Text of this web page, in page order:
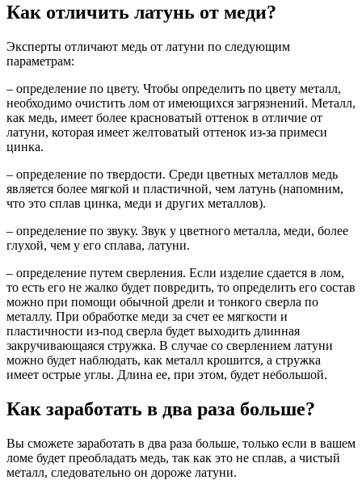
Как отличить латунь от меди?
Эксперты отличают медь от латуни по следующим
параметрам:
– определение по цвету. Чтобы определить по цвету металл,
необходимо очистить лом от имеющихся загрязнений. Металл,
как медь, имеет более красноватый оттенок в отличие от
латуни, которая имеет желтоватый оттенок из-за примеси
цинка.
– определение по твердости. Среди цветных металлов медь
является более мягкой и пластичной, чем латунь (напомним,
что это сплав цинка, меди и других металлов).
– определение по звуку. Звук у цветного металла, меди, более
глухой, чем у его сплава, латуни.
– определение путем сверления. Если изделие сдается в лом,
то есть его не жалко будет повредить, то определить его состав
можно при помощи обычной дрели и тонкого сверла по
металлу. При обработке меди за счет ее мягкости и
пластичности из-под сверла будет выходить длинная
закручивающаяся стружка. В случае со сверлением латуни
можно будет наблюдать, как металл крошится, а стружка
имеет острые углы. Длина ее, при этом, будет небольшой.
Как заработать в два раза больше?
Вы сможете заработать в два раза больше, только если в вашем
ломе будет преобладать медь, так как это не сплав, а чистый
металл, следовательно он дороже латуни.